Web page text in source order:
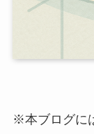
※本ブログに